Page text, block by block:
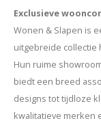
Exclusieve
Wonen & Slapen is
uitgebreide collectie
Hun ruime
biedt een breed
designs tot tijdloze
kwalitatieve merken